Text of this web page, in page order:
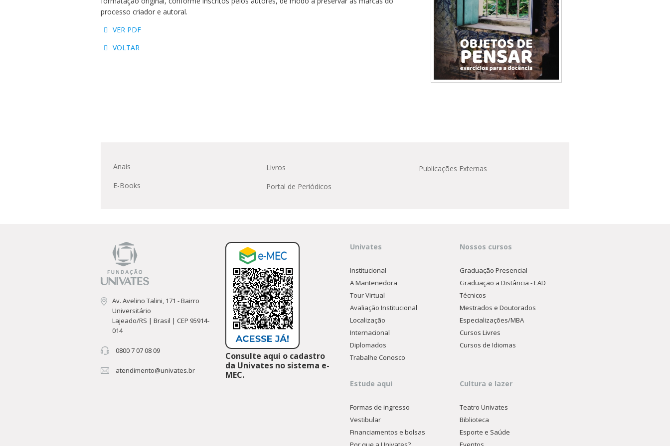
Residências Médicas
Trabalhe Conosco
Orquestra Gustavo Adolfo
processo criador e autoral.
VER PDF
VOLTAR
Anais
E-Books
Livros
Portal de Periódicos
Publicações Externas
Av. Avelino Talini, 171 - Bairro
Universitário
Lajeado/RS | Brasil | CEP 95914-
014
0800 7 07 08 09
atendimento@univates.br
Consulte aqui o cadastro
da Univates no sistema e-
MEC.
Univates
Institucional
A Mantenedora
Tour Virtual
Avaliação Institucional
Localização
Internacional
Diplomados
Trabalhe Conosco
Nossos cursos
Graduação Presencial
Graduação a Distância - EAD
Técnicos
Mestrados e Doutorados
Especializações/MBA
Cursos Livres
Cursos de Idiomas
Estude aqui
Formas de ingresso
Vestibular
Financiamentos e bolsas
Cultura e lazer
Teatro Univates
Biblioteca
Esporte e Saúde